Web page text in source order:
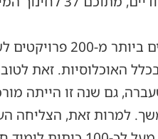
העירייה משקיעה השנה
בלמעלה מ-70 מוסדות חינוך בכלל
גם שנה זו הייתה
למרות זאת, הצליחה